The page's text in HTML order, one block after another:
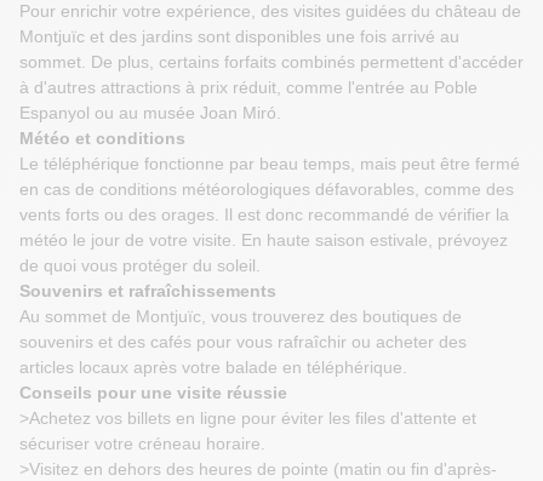
Pour enrichir votre expérience, des visites guidées du château de
Montjuïc et des jardins sont disponibles une fois arrivé au
sommet. De plus, certains forfaits combinés permettent d'accéder
à d'autres attractions à prix réduit, comme l'entrée au Poble
Espanyol ou au musée Joan Miró.
Météo et conditions
Le téléphérique fonctionne par beau temps, mais peut être fermé
en cas de conditions météorologiques défavorables, comme des
vents forts ou des orages. Il est donc recommandé de vérifier la
météo le jour de votre visite. En haute saison estivale, prévoyez
de quoi vous protéger du soleil.
Souvenirs et rafraîchissements
Au sommet de Montjuïc, vous trouverez des boutiques de
souvenirs et des cafés pour vous rafraîchir ou acheter des
articles locaux après votre balade en téléphérique.
Conseils pour une visite réussie
>Achetez vos billets en ligne pour éviter les files d'attente et
sécuriser votre créneau horaire.
>Visitez en dehors des heures de pointe (matin ou fin d'après-